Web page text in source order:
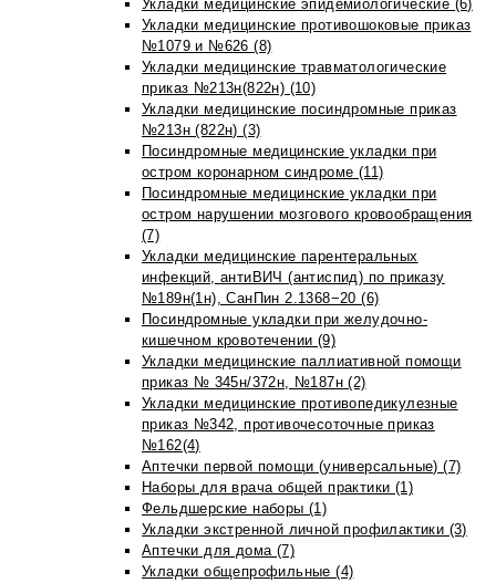
Укладки медицинские эпидемиологические (6)
Укладки медицинские противошоковые приказ
№1079 и №626 (8)
Укладки медицинские травматологические
приказ №213н(822н) (10)
Укладки медицинские посиндромные приказ
№213н (822н) (3)
Посиндромные медицинские укладки при
остром коронарном синдроме (11)
Посиндромные медицинские укладки при
остром нарушении мозгового кровообращения
(7)
Укладки медицинские парентеральных
инфекций, антиВИЧ (антиспид) по приказу
№189н(1н), СанПин 2.1368−20 (6)
Посиндромные укладки при желудочно-
кишечном кровотечении (9)
Укладки медицинские паллиативной помощи
приказ № 345н/372н, №187н (2)
Укладки медицинские противопедикулезные
приказ №342, противочесоточные приказ
№162(4)
Аптечки первой помощи (универсальные) (7)
Наборы для врача общей практики (1)
Фельдшерские наборы (1)
Укладки экстренной личной профилактики (3)
Аптечки для дома (7)
Укладки общепрофильные (4)